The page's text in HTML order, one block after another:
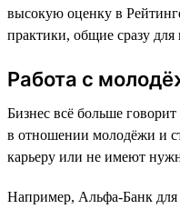
высокую оценку в
практики, общие сразу
Работа с
Бизнес всё больше
в отношении молодёжи и
карьеру или не имеют
Например, Альфа-Банк